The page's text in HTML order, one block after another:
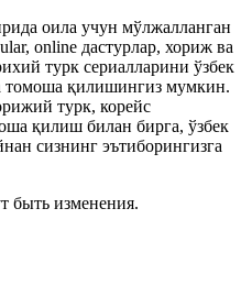
оила учун мўлжалланган
online дастурлар, хориж ва
турк сериалларини ўзбек
томоша қилишингиз мумкин.
турк, корейс
қилиш билан бирга, ўзбек
сизнинг эътиборингизга
быть изменения.